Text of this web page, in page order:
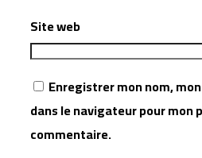
Site web
Enregistrer mon nom,
dans le navigateur pour mon
commentaire.